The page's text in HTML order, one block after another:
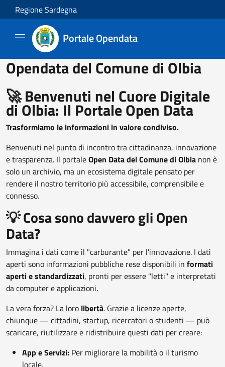
Salta al contenuto principale
Regione Sardegna
Portale Opendata
Opendata del Comune di Olbia
🚀 Benvenuti nel Cuore Digitale
di Olbia: Il Portale Open Data
Trasformiamo le informazioni in valore condiviso.
Benvenuti nel punto di incontro tra cittadinanza, innovazione
e trasparenza. Il portaleOpen Data del Comune di Olbia non è
solo un archivio, ma un ecosistema digitale pensato per
rendere il nostro territorio più accessibile, comprensibile e
connesso.
💡 Cosa sono davvero gli Open
Data?
Immagina i dati come il "carburante" per l'innovazione. I dati
aperti sono informazioni pubbliche rese disponibili in formati
aperti e standardizzati, pronti per essere "letti" e interpretati
da computer e applicazioni.
La vera forza? La loro libertà. Grazie a licenze aperte,
chiunque — cittadini, startup, ricercatori o studenti — può
scaricare, riutilizzare e ridistribuire questi dati per creare:
App e Servizi: Per migliorare la mobilità o il turismo
locale.